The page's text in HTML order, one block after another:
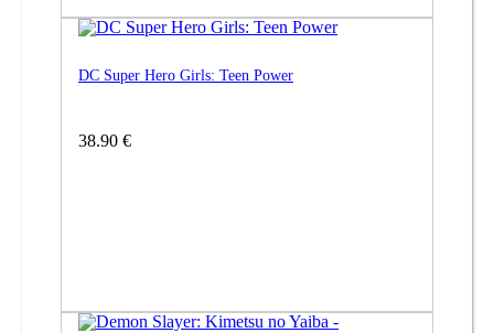
DC Super Hero Girls: Teen Power
38.90 €